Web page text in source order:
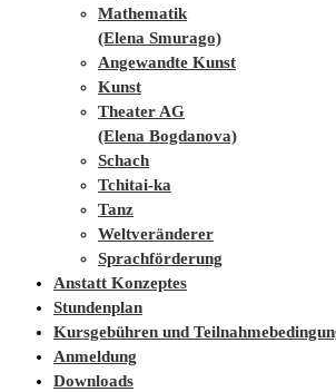
Mathematik
(Elena Smurago)
Angewandte Kunst
Kunst
Theater AG
(Elena Bogdanova)
Schach
Tchitai-ka
Tanz
Weltveränderer
Sprachförderung
Anstatt Konzeptes
Stundenplan
Kursgebühren und
Anmeldung
Downloads